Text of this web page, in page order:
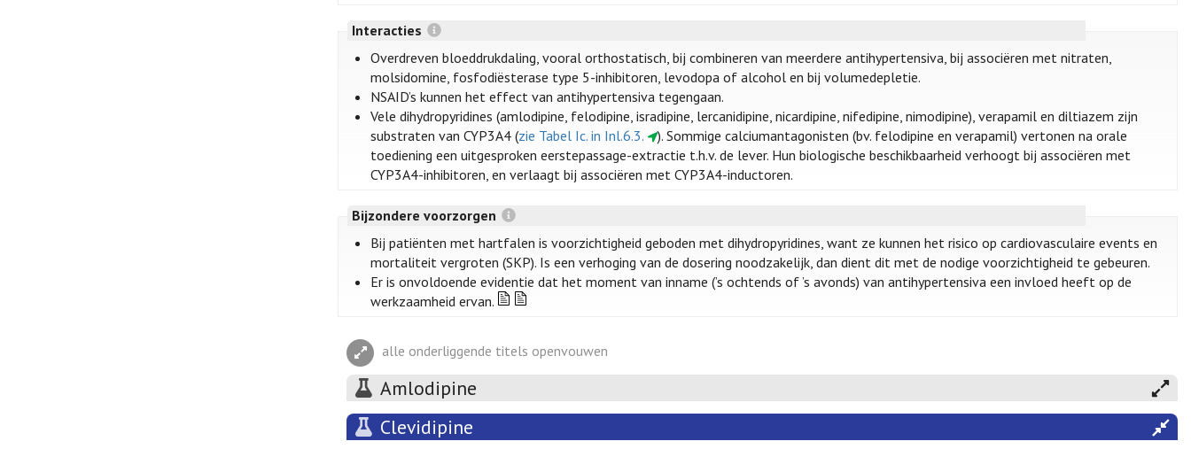
Interacties
Overdreven bloeddrukdaling, vooral orthostatisch, bij combineren van meerdere antihypertensiva, bij associëren met nitraten,
molsidomine, fosfodiësterase type 5-inhibitoren, levodopa of alcohol en bij volumedepletie.
NSAID’s kunnen het effect van antihypertensiva tegengaan.
Vele dihydropyridines (amlodipine, felodipine, isradipine, lercanidipine, nicardipine, nifedipine, nimodipine), verapamil en diltiazem zijn
substraten van CYP3A4 (zie Tabel Ic. in Inl.6.3.
). Sommige calciumantagonisten (bv. felodipine en verapamil) vertonen na orale
toediening een uitgesproken eerstepassage-extractie t.h.v. de lever. Hun biologische beschikbaarheid verhoogt bij associëren met
CYP3A4-inhibitoren, en verlaagt bij associëren met CYP3A4-inductoren.
Bijzondere voorzorgen
Bij patiënten met hartfalen is voorzichtigheid geboden met dihydropyridines, want ze kunnen het risico op cardiovasculaire events en
mortaliteit vergroten (SKP). Is een verhoging van de dosering noodzakelijk, dan dient dit met de nodige voorzichtigheid te gebeuren.
Er is onvoldoende evidentie dat het moment van inname (’s ochtends of ’s avonds) van antihypertensiva een invloed heeft op de
werkzaamheid ervan.
alle onderliggende titels openvouwen
Amlodipine
Clevidipine